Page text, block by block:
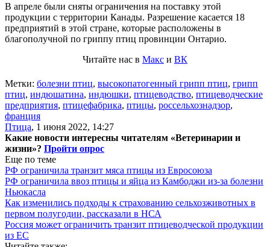
В апреле были сняты ограничения на поставку этой
продукции с территории Канады. Разрешение касается 18
предприятий в этой стране, которые расположены в
благополучной по гриппу птиц провинции Онтарио.
Читайте нас в Макс и ВК
Метки: болезни птиц, высокопатогенный грипп птиц, грипп
птиц, индюшатина, индюшки, птицеводство, птицеводческие
предприятия, птицефабрика, птицы, россельхознадзор,
франция
Птица, 1 июня 2022, 14:27
Какие новости интересны читателям «Ветеринарии и
жизни»? Пройти опрос
Еще по теме
РФ ограничила транзит мяса птицы из Евросоюза
РФ ограничила ввоз птицы и яйца из Камбоджи из-за болезни
Ньюкасла
Как изменились подходы к страхованию сельхозживотных в
первом полугодии, рассказали в НСА
Россия может ограничить транзит птицеводческой продукции
из ЕС